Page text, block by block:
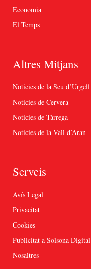
Economia
El Temps
Altres Mitjans
Notícies de la Seu d’Urgell
Notícies de Cervera
Notícies de Tàrrega
Notícies de la Vall d’Aran
Serveis
Avís Legal
Privacitat
Cookies
Publicitat a Solsona Digital
Nosaltres